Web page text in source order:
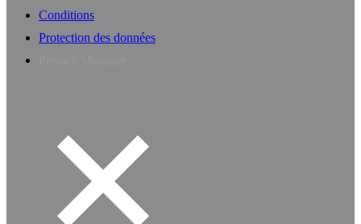
Conditions
Protection des données